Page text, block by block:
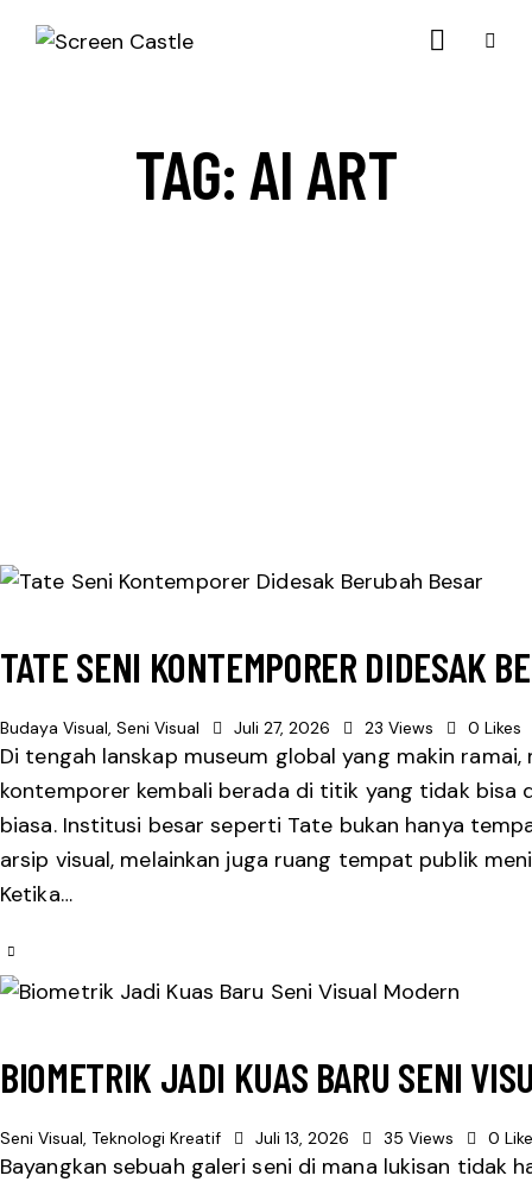
TAG: AI ART
TATE SENI KONTEMPORER DIDESAK
Budaya Visual, Seni Visual Juli 27, 2026 23 Views 0 Likes
Di tengah lanskap museum global yang makin
kontemporer kembali berada di titik yang tidak bisa
biasa. Institusi besar seperti Tate bukan hanya
arsip visual, melainkan juga ruang tempat publik
Ketika…
BIOMETRIK JADI KUAS BARU SENI
Seni Visual, Teknologi Kreatif Juli 13, 2026 35 Views 0
Bayangkan sebuah galeri seni di mana lukisan tidak